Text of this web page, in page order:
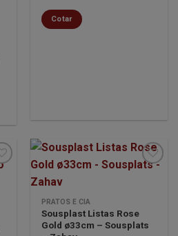
Cotar
lista de
desejos
PRATOS E CIA
Sousplast Listas Rose
Gold ø33cm – Sousplats